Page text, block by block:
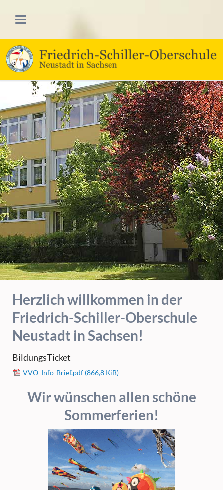
Herzlich willkommen in der
Friedrich-Schiller-Oberschule
Neustadt in Sachsen!
BildungsTicket
VVO_Info-Brief.pdf (866,8 KiB)
Wir wünschen allen schöne
Sommerferien!